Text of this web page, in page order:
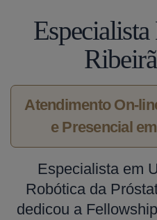
Atendimento On-
e Presencial
Especialista em
Robótica da
dedicou a